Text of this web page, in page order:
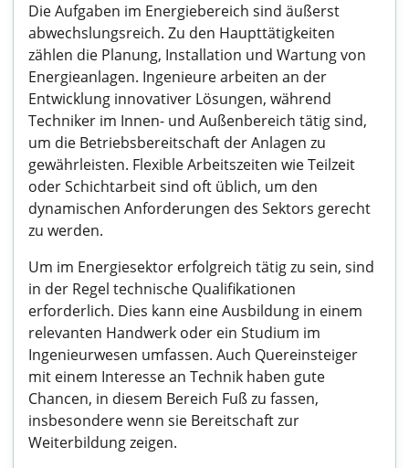
Die Aufgaben im Energiebereich sind äußerst
abwechslungsreich. Zu den Haupttätigkeiten
zählen die Planung, Installation und Wartung von
Energieanlagen. Ingenieure arbeiten an der
Entwicklung innovativer Lösungen, während
Techniker im Innen- und Außenbereich tätig sind,
um die Betriebsbereitschaft der Anlagen zu
gewährleisten. Flexible Arbeitszeiten wie Teilzeit
oder Schichtarbeit sind oft üblich, um den
dynamischen Anforderungen des Sektors gerecht
zu werden.
Um im Energiesektor erfolgreich tätig zu sein, sind
in der Regel technische Qualifikationen
erforderlich. Dies kann eine Ausbildung in einem
relevanten Handwerk oder ein Studium im
Ingenieurwesen umfassen. Auch Quereinsteiger
mit einem Interesse an Technik haben gute
Chancen, in diesem Bereich Fuß zu fassen,
insbesondere wenn sie Bereitschaft zur
Weiterbildung zeigen.